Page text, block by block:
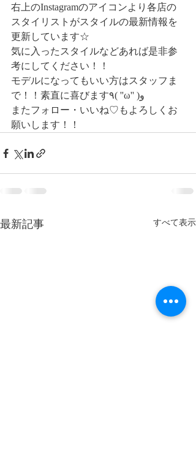
右上のInstagramのアイコンより各店の
スタイリストがスタイルの最新情報を
更新しています☆
気に入ったスタイルなどあれば是非参
考にしてください！！
モデルになってもいい方はスタッフま
で！！素直に喜びます٩( ''ω'' )و
またフォロー・いいね♡もよろしくお
願いします！！
最新記事 すべて表示